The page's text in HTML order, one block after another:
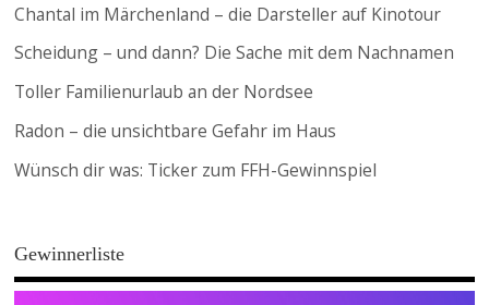
Chantal im Märchenland – die Darsteller auf Kinotour
Scheidung – und dann? Die Sache mit dem Nachnamen
Toller Familienurlaub an der Nordsee
Radon – die unsichtbare Gefahr im Haus
Wünsch dir was: Ticker zum FFH-Gewinnspiel
Gewinnerliste